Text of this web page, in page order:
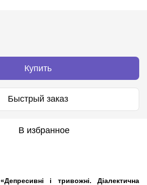
Купить
Быстрый заказ
В избранное
«Депресивні і тривожні. Діалектична